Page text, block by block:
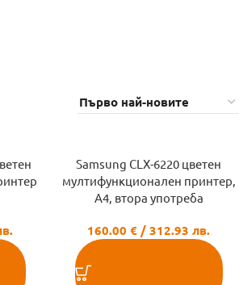
Samsung CLX-6220 цветен
мултифункционален принтер,
A4, втора употреба
160.00€ / 312.93 лв.